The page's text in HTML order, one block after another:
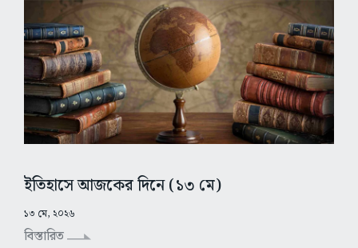
ইতিহাসে আজকের দিনে (১৩ মে)
১৩ মে, ২০২৬
বিস্তারিত